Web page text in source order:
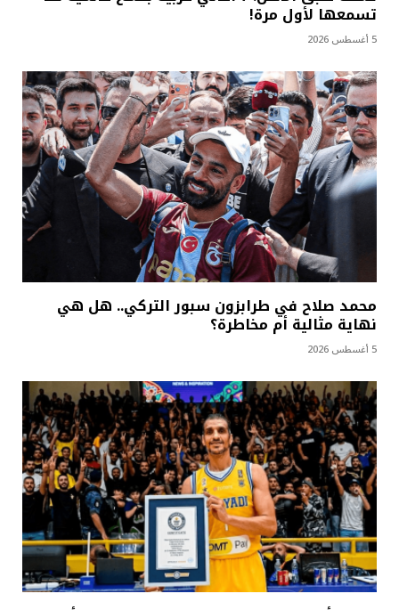
تسمعها لأول مرة!
5 أغسطس 2026
محمد صلاح في طرابزون سبور التركي.. هل هي
نهاية مثالية أم مخاطرة؟
5 أغسطس 2026